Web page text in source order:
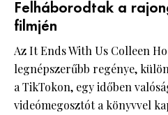
Felháborodtak a
filmjén
Az It Ends With Us Colleen
legnépszerűbb regénye,
a TikTokon, egy időben
videómegosztót a könyvvel